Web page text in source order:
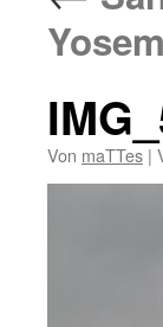
Von maTTes |